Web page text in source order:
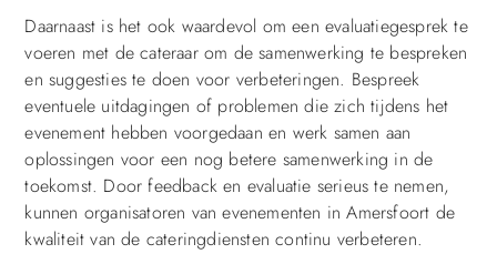
Daarnaast is het ook waardevol om een evaluatiegesprek te
voeren met de cateraar om de samenwerking te bespreken
en suggesties te doen voor verbeteringen. Bespreek
eventuele uitdagingen of problemen die zich tijdens het
evenement hebben voorgedaan en werk samen aan
oplossingen voor een nog betere samenwerking in de
toekomst. Door feedback en evaluatie serieus te nemen,
kunnen organisatoren van evenementen in Amersfoort de
kwaliteit van de cateringdiensten continu verbeteren.